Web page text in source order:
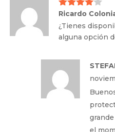
Valorado
con
de
5
Ricardo
¿Tienes
alguna opción
el